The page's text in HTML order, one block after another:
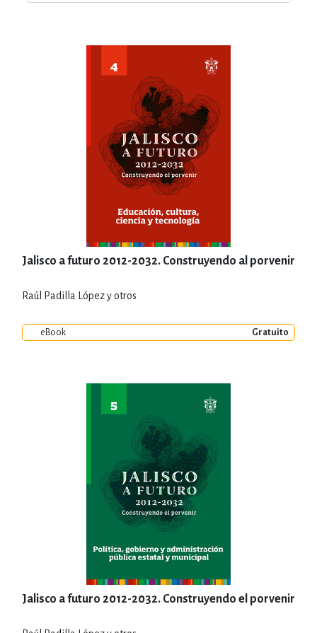
Jalisco a futuro 2012-2032. Construyendo al porvenir
Raúl Padilla López y otros
eBook Gratuito
Jalisco a futuro 2012-2032. Construyendo el porvenir